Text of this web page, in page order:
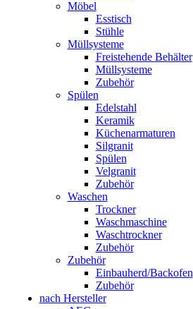
Möbel
Esstisch
Stühle
Müllsysteme
Freistehende Behälter
Müllsysteme
Zubehör
Spülen
Edelstahl
Keramik
Küchenarmaturen
Silgranit
Spülen
Velgranit
Zubehör
Waschen
Trockner
Waschmaschine
Waschtrockner
Zubehör
Zubehör
Einbauherd/Backofen
Zubehör
nach Hersteller